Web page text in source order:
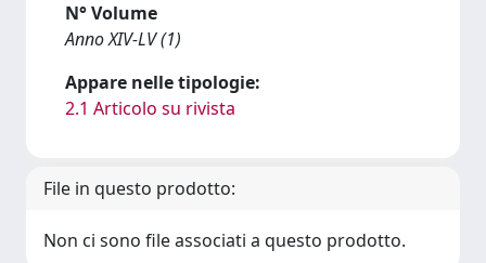
N° Volume
Anno XIV-LV (1)
Appare nelle tipologie:
2.1 Articolo su rivista
File in questo prodotto:
Non ci sono file associati a questo prodotto.